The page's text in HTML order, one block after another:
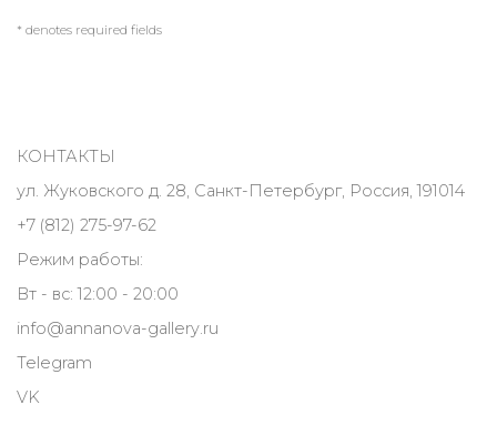
* denotes required fields
КОНТАКТЫ
ул. Жуковского д. 28, Санкт-Петербург, Россия, 191014
+7 (812) 275-97-62
Режим работы:
Вт - вс: 12:00 - 20:00
info@annanova-gallery.ru
Telegram
VK